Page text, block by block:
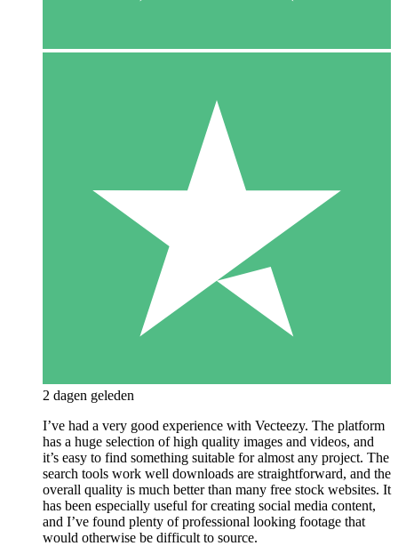
2 dagen geleden
I’ve had a very good experience with Vecteezy. The platform
has a huge selection of high quality images and videos, and
it’s easy to find something suitable for almost any project. The
search tools work well downloads are straightforward, and the
overall quality is much better than many free stock websites. It
has been especially useful for creating social media content,
and I’ve found plenty of professional looking footage that
would otherwise be difficult to source.